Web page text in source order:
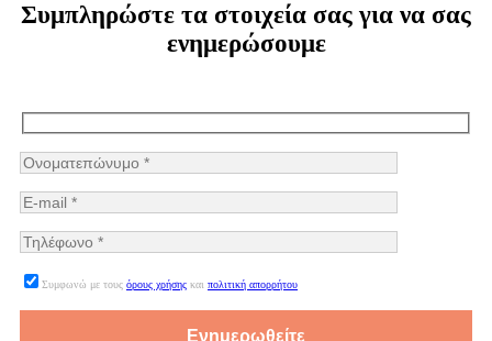
Συμπληρώστε τα στοιχεία σας για να σας
ενημερώσουμε
Συμφωνώ με τους όρους χρήσης και πολιτική απορρήτου